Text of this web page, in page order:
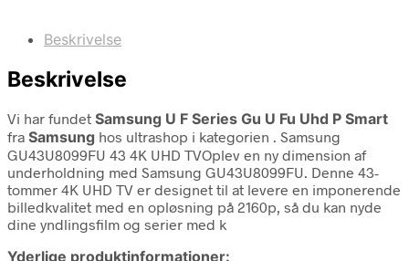
Beskrivelse
Beskrivelse
Vi har fundet Samsung U F Series Gu U Fu Uhd P Smart
fra Samsung hos ultrashop i kategorien . Samsung
GU43U8099FU 43 4K UHD TVOplev en ny dimension af
underholdning med Samsung GU43U8099FU. Denne 43-
tommer 4K UHD TV er designet til at levere en imponerende
billedkvalitet med en opløsning på 2160p, så du kan nyde
dine yndlingsfilm og serier med k
Yderlige produktinformationer: